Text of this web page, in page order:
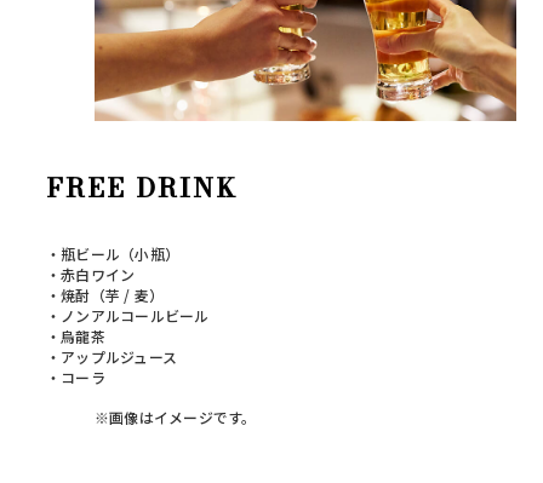
FREE DRINK
・瓶ビール（小瓶）
・赤白ワイン
・焼酎（芋 / 麦）
・ノンアルコールビール
・烏龍茶
・アップルジュース
・コーラ
※画像はイメージです。